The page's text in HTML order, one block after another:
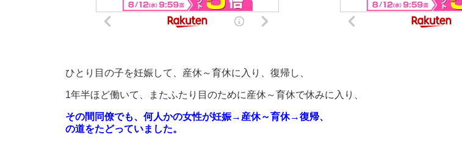
ひとり目の子を妊娠して、産休～育休に入り、復帰し、
1年半ほど働いて、またふたり目のために産休～育休で休みに入り、
その間同僚でも、何人かの女性が妊娠→産休～育休→復帰、
の道をたどっていました。